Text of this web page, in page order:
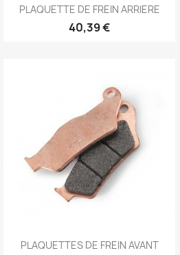
PLAQUETTE DE FREIN ARRIERE
40,39 €
Aperçu rapide
PLAQUETTES DE FREIN AVANT
Aperçu rapide